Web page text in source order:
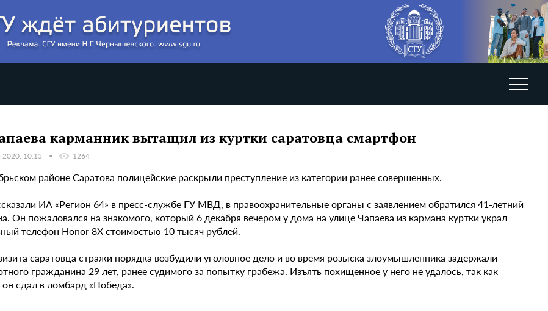
карманник вытащил из куртки саратовца смартфон
2020, 10:15 1264
районе Саратова полицейские раскрыли преступление из категории ранее совершенных.
ИА «Регион 64» в пресс-службе ГУ МВД, в правоохранительные органы с заявлением обратился 41-летний
Он пожаловался на знакомого, который 6 декабря вечером у дома на улице Чапаева из кармана куртки украл
телефон Honor 8X стоимостью 10 тысяч рублей.
саратовца стражи порядка возбудили уголовное дело и во время розыска злоумышленника задержали
гражданина 29 лет, ранее судимого за попытку грабежа. Изъять похищенное у него не удалось, так как
сдал в ломбард «Победа».